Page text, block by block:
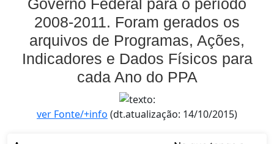
Governo Federal para o período
2008-2011. Foram gerados os
arquivos de Programas, Ações,
Indicadores e Dados Físicos para
cada Ano do PPA
ver Fonte/+info (dt.atualização: 14/10/2015)